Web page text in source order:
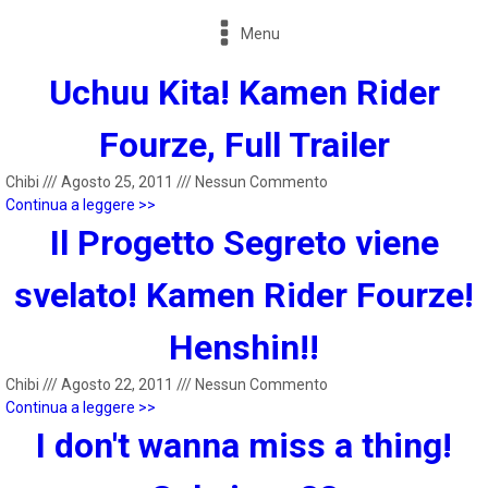
Menu
Uchuu Kita! Kamen Rider
Fourze, Full Trailer
Chibi ///Agosto 25, 2011 /// Nessun Commento
Continua a leggere >>
Il Progetto Segreto viene
svelato! Kamen Rider Fourze!
Henshin!!
Chibi ///Agosto 22, 2011 /// Nessun Commento
Continua a leggere >>
I don't wanna miss a thing!